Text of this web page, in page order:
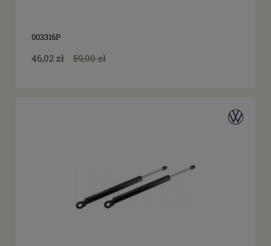
003316P
46,02 zł 59,00 zł